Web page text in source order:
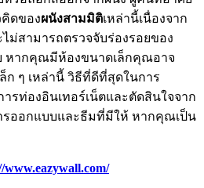
ดของผนังสามมิติเหล่านี้เนื่องจาก
ม่สามารถตรวจจับร่องรอยของ
หากคุณมีห้องขนาดเล็กคุณอาจ
ก ๆ เหล่านี้ วิธีที่ดีที่สุดในการ
รท่องอินเทอร์เน็ตและตัดสินใจจาก
รออกแบบและธีมที่มีให้ หากคุณเป็น
www.eazywall.com/